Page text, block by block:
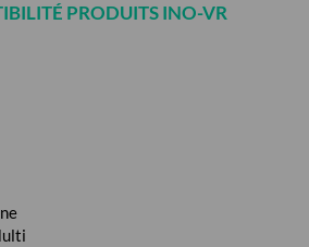
PRODUITS INO-VR